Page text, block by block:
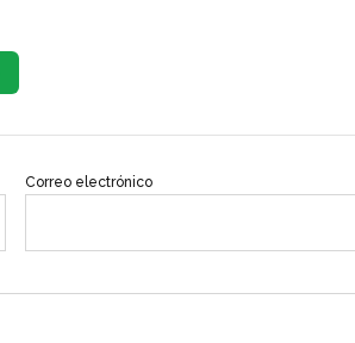
Correo electrónico